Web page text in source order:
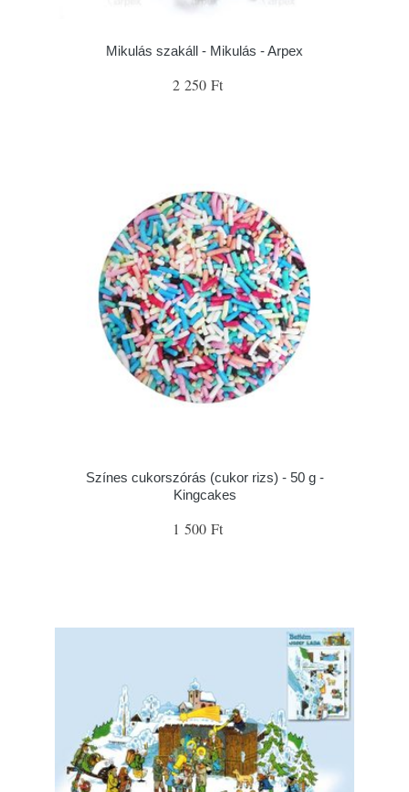
Mikulás szakáll - Mikulás - Arpex
2 250 Ft
Színes cukorszórás (cukor rizs) - 50 g -
Kingcakes
1 500 Ft